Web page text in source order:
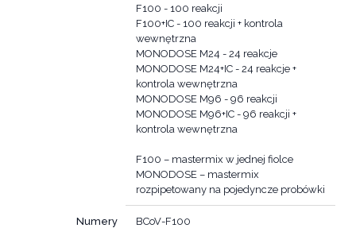
F100 - 100 reakcji
F100+IC - 100 reakcji + kontrola
wewnętrzna
MONODOSE M24 - 24 reakcje
MONODOSE M24+IC - 24 reakcje +
kontrola wewnętrzna
MONODOSE M96 - 96 reakcji
MONODOSE M96+IC - 96 reakcji +
kontrola wewnętrzna
F100 – mastermix w jednej fiolce
MONODOSE – mastermix
Numery
BCoV-F100